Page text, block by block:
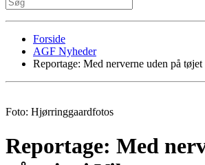
Forside
AGF Nyheder
Reportage: Med nerverne uden på
Foto: Hjørringgaardfotos
Reportage: Med